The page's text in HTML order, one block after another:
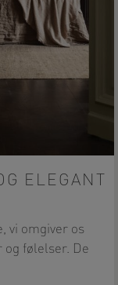
ELEGANT
vi omgiver os
og følelser. De